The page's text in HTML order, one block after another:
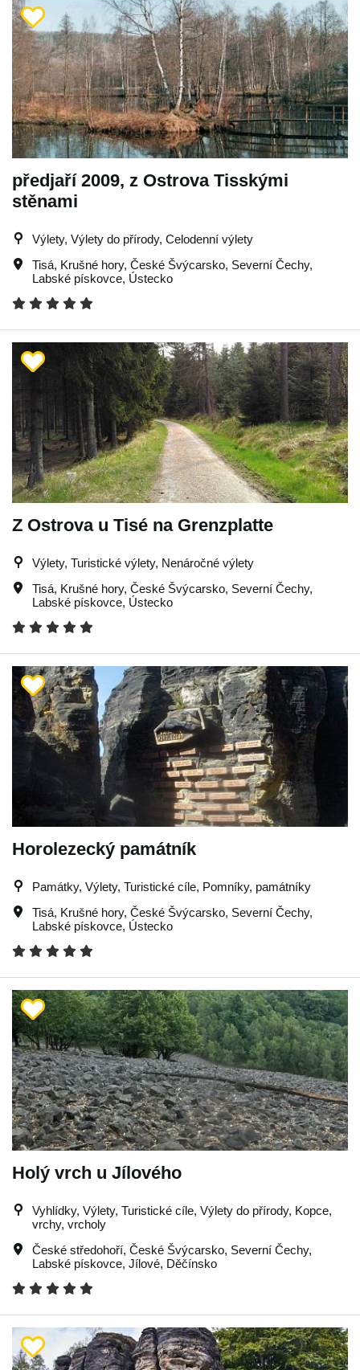
předjaří 2009, z Ostrova Tisskými
stěnami
Výlety, Výlety do přírody, Celodenní výlety
Tisá, Krušné hory, České Švýcarsko, Severní Čechy,
Labské pískovce, Ústecko
Z Ostrova u Tisé na Grenzplatte
Výlety, Turistické výlety, Nenáročné výlety
Tisá, Krušné hory, České Švýcarsko, Severní Čechy,
Labské pískovce, Ústecko
Horolezecký památník
Památky, Výlety, Turistické cíle, Pomníky, památníky
Tisá, Krušné hory, České Švýcarsko, Severní Čechy,
Labské pískovce, Ústecko
Holý vrch u Jílového
Vyhlídky, Výlety, Turistické cíle, Výlety do přírody, Kopce,
vrchy, vrcholy
České středohoří, České Švýcarsko, Severní Čechy,
Labské pískovce, Jílové, Děčínsko